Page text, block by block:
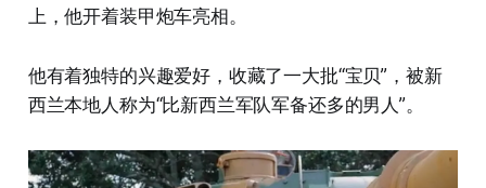
上，他开着装甲炮车亮相。
他有着独特的兴趣爱好，收藏了一大批“宝贝”，被新
西兰本地人称为“比新西兰军队军备还多的男人”。